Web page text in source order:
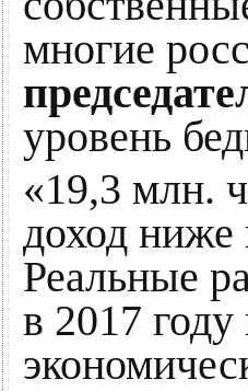
многие
уровень
«19,3 млн.
доход ниже
Реальные
в 2017